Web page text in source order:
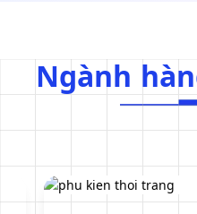
Ngành
Ngành hàn